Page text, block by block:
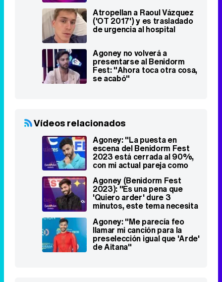
Atropellan a Raoul Vázquez
('OT 2017') y es trasladado
de urgencia al hospital
Agoney no volverá a
presentarse al Benidorm
Fest: "Ahora toca otra cosa,
se acabó"
Vídeos relacionados
Agoney: "La puesta en
escena del Benidorm Fest
2023 está cerrada al 90%,
con mi actual pareja como
Agoney (Benidorm Fest
2023): "Es una pena que
'Quiero arder' dure 3
minutos, este tema necesita
más espacio"
Agoney: "Me parecía feo
llamar mi canción para la
preselección igual que 'Arde'
de Aitana"